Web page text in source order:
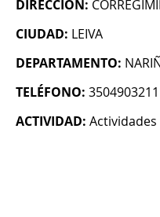
DIRECCIÓN:
CIUDAD: LEIVA
DEPARTAMENTO:
TELÉFONO: 3504903211
ACTIVIDAD: